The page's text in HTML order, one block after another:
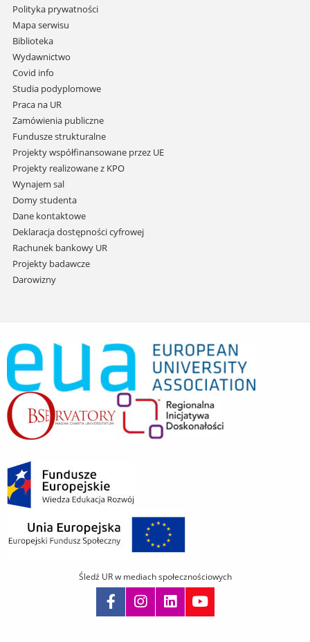
Pomiń
nawigację
i
przejdź
do
treści
Polityka prywatności
Mapa serwisu
Biblioteka
Wydawnictwo
Covid info
Studia podyplomowe
Praca na UR
Zamówienia publiczne
Fundusze strukturalne
Projekty współfinansowane przez UE
Projekty realizowane z KPO
Wynajem sal
Domy studenta
Dane kontaktowe
Deklaracja dostępności cyfrowej
Rachunek bankowy UR
Projekty badawcze
Darowizny
Śledź UR w mediach społecznościowych